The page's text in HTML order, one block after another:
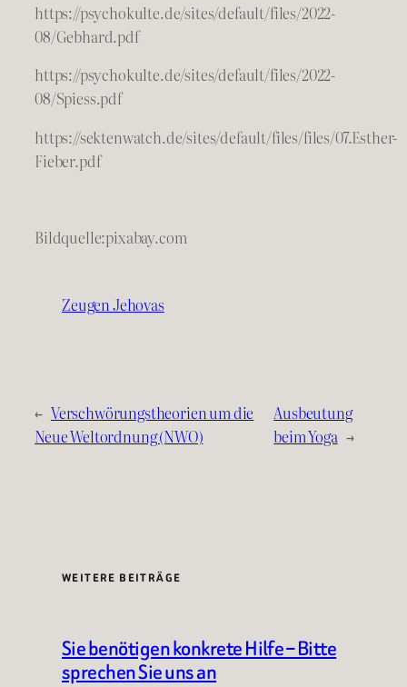
https://psychokulte.de/sites/default/files/2022-
08/Gebhard.pdf
https://psychokulte.de/sites/default/files/2022-
08/Spiess.pdf
https://sektenwatch.de/sites/default/files/files/07.Esther-
Fieber.pdf
Bildquelle:pixabay.com
Zeugen Jehovas
← Verschwörungstheorien um die
Neue Weltordnung (NWO)
Ausbeutung
beim Yoga →
WEITERE BEITRÄGE
Sie benötigen konkrete Hilfe – Bitte
sprechen Sie uns an